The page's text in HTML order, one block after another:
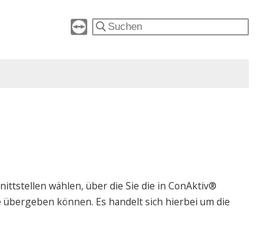
wählen, über die Sie die in ConAktiv®
können. Es handelt sich hierbei um die